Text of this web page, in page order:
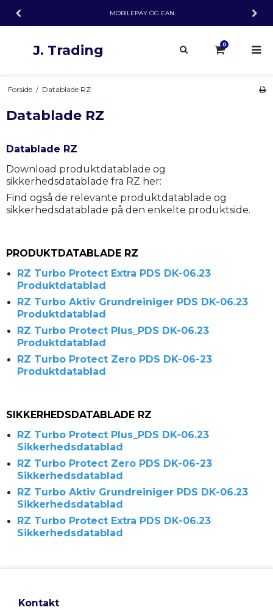
MOBILEPAY OG EAN
J. Trading 0
Forside / Datablade RZ
Datablade RZ
Datablade RZ
Download produktdatablade og
sikkerhedsdatablade fra RZ her:
Find også de relevante produktdatablade og
sikkerhedsdatablade på den enkelte produktside.
PRODUKTDATABLADE RZ
RZ Turbo Protect Extra PDS DK-06.23
Produktdatablad
RZ Turbo Aktiv Grundreiniger PDS DK-06.23
Produktdatablad
RZ Turbo Protect Plus_PDS DK-06.23
Produktdatablad
RZ Turbo Protect Zero PDS DK-06-23
Produktdatablad
SIKKERHEDSDATABLADE RZ
RZ Turbo Protect Plus_PDS DK-06.23
Sikkerhedsdatablad
RZ Turbo Protect Zero PDS DK-06-23
Sikkerhedsdatablad
RZ Turbo Aktiv Grundreiniger PDS DK-06.23
Sikkerhedsdatablad
RZ Turbo Protect Extra PDS DK-06.23
Sikkerhedsdatablad
Kontakt